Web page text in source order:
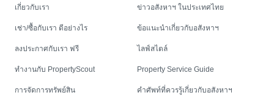
เกี่ยวกับเรา
เช่า/ซื้อกับเรา ดีอย่างไร
ลงประกาศกับเรา ฟรี
ทำงานกับ PropertyScout
การจัดการทรัพย์สิน
ข่าวอสังหาฯ ในประเทศไทย
ข้อแนะนำเกี่ยวกับอสังหาฯ
ไลฟ์สไตล์
Property Service Guide
คำศัพท์ที่ควรรู้เกี่ยวกับอสังหาฯ